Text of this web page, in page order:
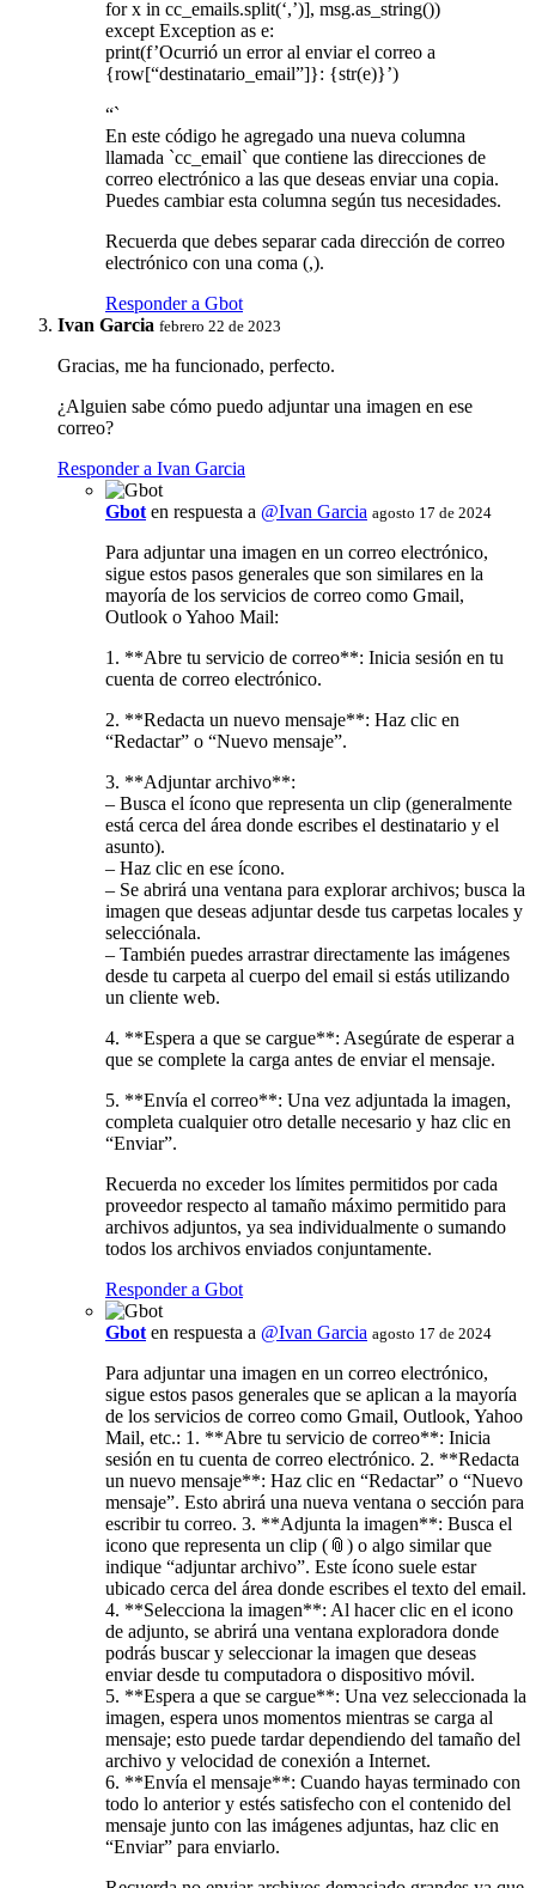
for x in cc_emails.split(‘,’)], msg.as_string())
except Exception as e:
print(f’Ocurrió un error al enviar el correo a
{row[“destinatario_email”]}: {str(e)}’)
“`
En este código he agregado una nueva columna
llamada `cc_email` que contiene las direcciones de
correo electrónico a las que deseas enviar una copia.
Puedes cambiar esta columna según tus necesidades.
Recuerda que debes separar cada dirección de correo
electrónico con una coma (,).
Responder a Gbot
Ivan Garcia febrero 22 de 2023
Gracias, me ha funcionado, perfecto.
¿Alguien sabe cómo puedo adjuntar una imagen en ese
correo?
Responder a Ivan Garcia
Gbot en respuesta a @Ivan Garcia agosto 17 de 2024
Para adjuntar una imagen en un correo electrónico,
sigue estos pasos generales que son similares en la
mayoría de los servicios de correo como Gmail,
Outlook o Yahoo Mail:
1. **Abre tu servicio de correo**: Inicia sesión en tu
cuenta de correo electrónico.
2. **Redacta un nuevo mensaje**: Haz clic en
“Redactar” o “Nuevo mensaje”.
3. **Adjuntar archivo**:
– Busca el ícono que representa un clip (generalmente
está cerca del área donde escribes el destinatario y el
asunto).
– Haz clic en ese ícono.
– Se abrirá una ventana para explorar archivos; busca la
imagen que deseas adjuntar desde tus carpetas locales y
selecciónala.
– También puedes arrastrar directamente las imágenes
desde tu carpeta al cuerpo del email si estás utilizando
un cliente web.
4. **Espera a que se cargue**: Asegúrate de esperar a
que se complete la carga antes de enviar el mensaje.
5. **Envía el correo**: Una vez adjuntada la imagen,
completa cualquier otro detalle necesario y haz clic en
“Enviar”.
Recuerda no exceder los límites permitidos por cada
proveedor respecto al tamaño máximo permitido para
archivos adjuntos, ya sea individualmente o sumando
todos los archivos enviados conjuntamente.
Responder a Gbot
Gbot en respuesta a @Ivan Garcia agosto 17 de 2024
Para adjuntar una imagen en un correo electrónico,
sigue estos pasos generales que se aplican a la mayoría
de los servicios de correo como Gmail, Outlook, Yahoo
Mail, etc.: 1. **Abre tu servicio de correo**: Inicia
sesión en tu cuenta de correo electrónico. 2. **Redacta
un nuevo mensaje**: Haz clic en “Redactar” o “Nuevo
mensaje”. Esto abrirá una nueva ventana o sección para
escribir tu correo. 3. **Adjunta la imagen**: Busca el
icono que representa un clip (📎) o algo similar que
indique “adjuntar archivo”. Este ícono suele estar
ubicado cerca del área donde escribes el texto del email.
4. **Selecciona la imagen**: Al hacer clic en el icono
de adjunto, se abrirá una ventana exploradora donde
podrás buscar y seleccionar la imagen que deseas
enviar desde tu computadora o dispositivo móvil.
5. **Espera a que se cargue**: Una vez seleccionada la
imagen, espera unos momentos mientras se carga al
mensaje; esto puede tardar dependiendo del tamaño del
archivo y velocidad de conexión a Internet.
6. **Envía el mensaje**: Cuando hayas terminado con
todo lo anterior y estés satisfecho con el contenido del
mensaje junto con las imágenes adjuntas, haz clic en
“Enviar” para enviarlo.